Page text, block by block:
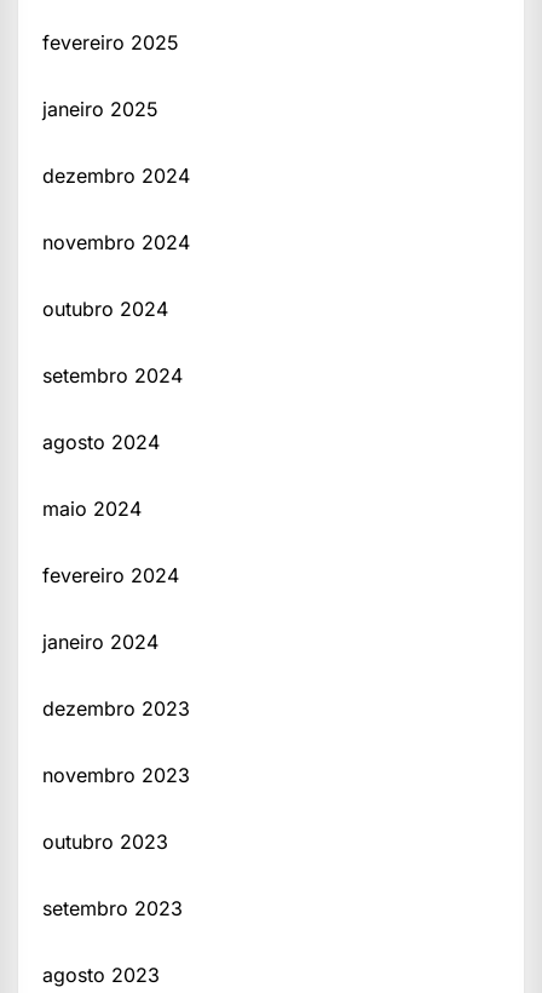
fevereiro 2025
janeiro 2025
dezembro 2024
novembro 2024
outubro 2024
setembro 2024
agosto 2024
maio 2024
fevereiro 2024
janeiro 2024
dezembro 2023
novembro 2023
outubro 2023
setembro 2023
agosto 2023